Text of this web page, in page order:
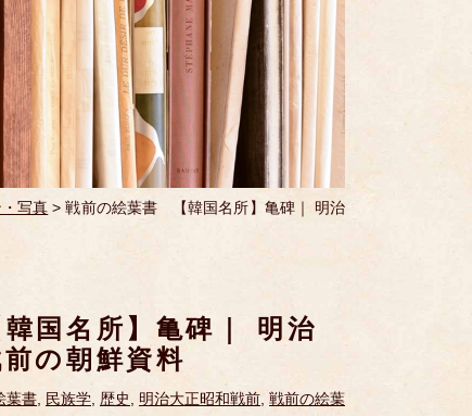
写真 >戦前の絵葉書 【韓国名所】亀碑｜ 明治
国名所】亀碑｜ 明治
の朝鮮資料
葉書, 民族学, 歴史, 明治大正昭和戦前, 戦前の絵葉